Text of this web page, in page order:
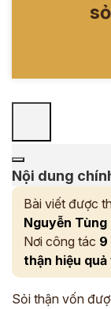
Nội dung
Bài viết được
Nguyễn Tùng
Nơi công tác 9
thận hiệu
Sỏi thận vốn